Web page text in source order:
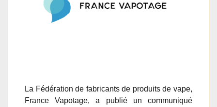
La Fédération de fabricants de produits de vape,
France Vapotage, a publié un communiqué